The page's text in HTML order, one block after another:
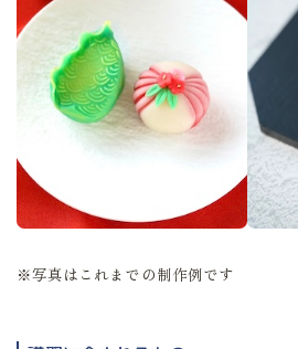
※写真はこれまでの制作例です